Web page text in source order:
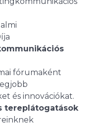
fórumaként
és innovációkat.
tereplátogatások